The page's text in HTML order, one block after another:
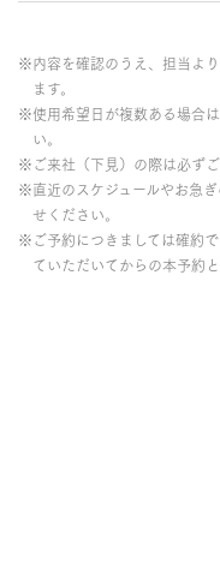
※内容を確認のうえ、担当よ
ます。
※使用希望日が複数ある場合
い。
※ご来社（下見）の際は必ずご
※直近のスケジュールやお急
せください。
※ご予約につきましては確約
ていただいてからの本予約